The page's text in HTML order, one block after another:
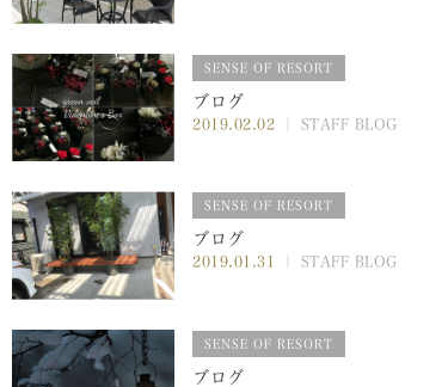
SENSE OF RESORT
ブログ
2019.02.02 ｜ STAFF BLOG
SENSE OF RESORT
ブログ
2019.01.31 ｜ STAFF BLOG
SENSE OF RESORT
ブログ